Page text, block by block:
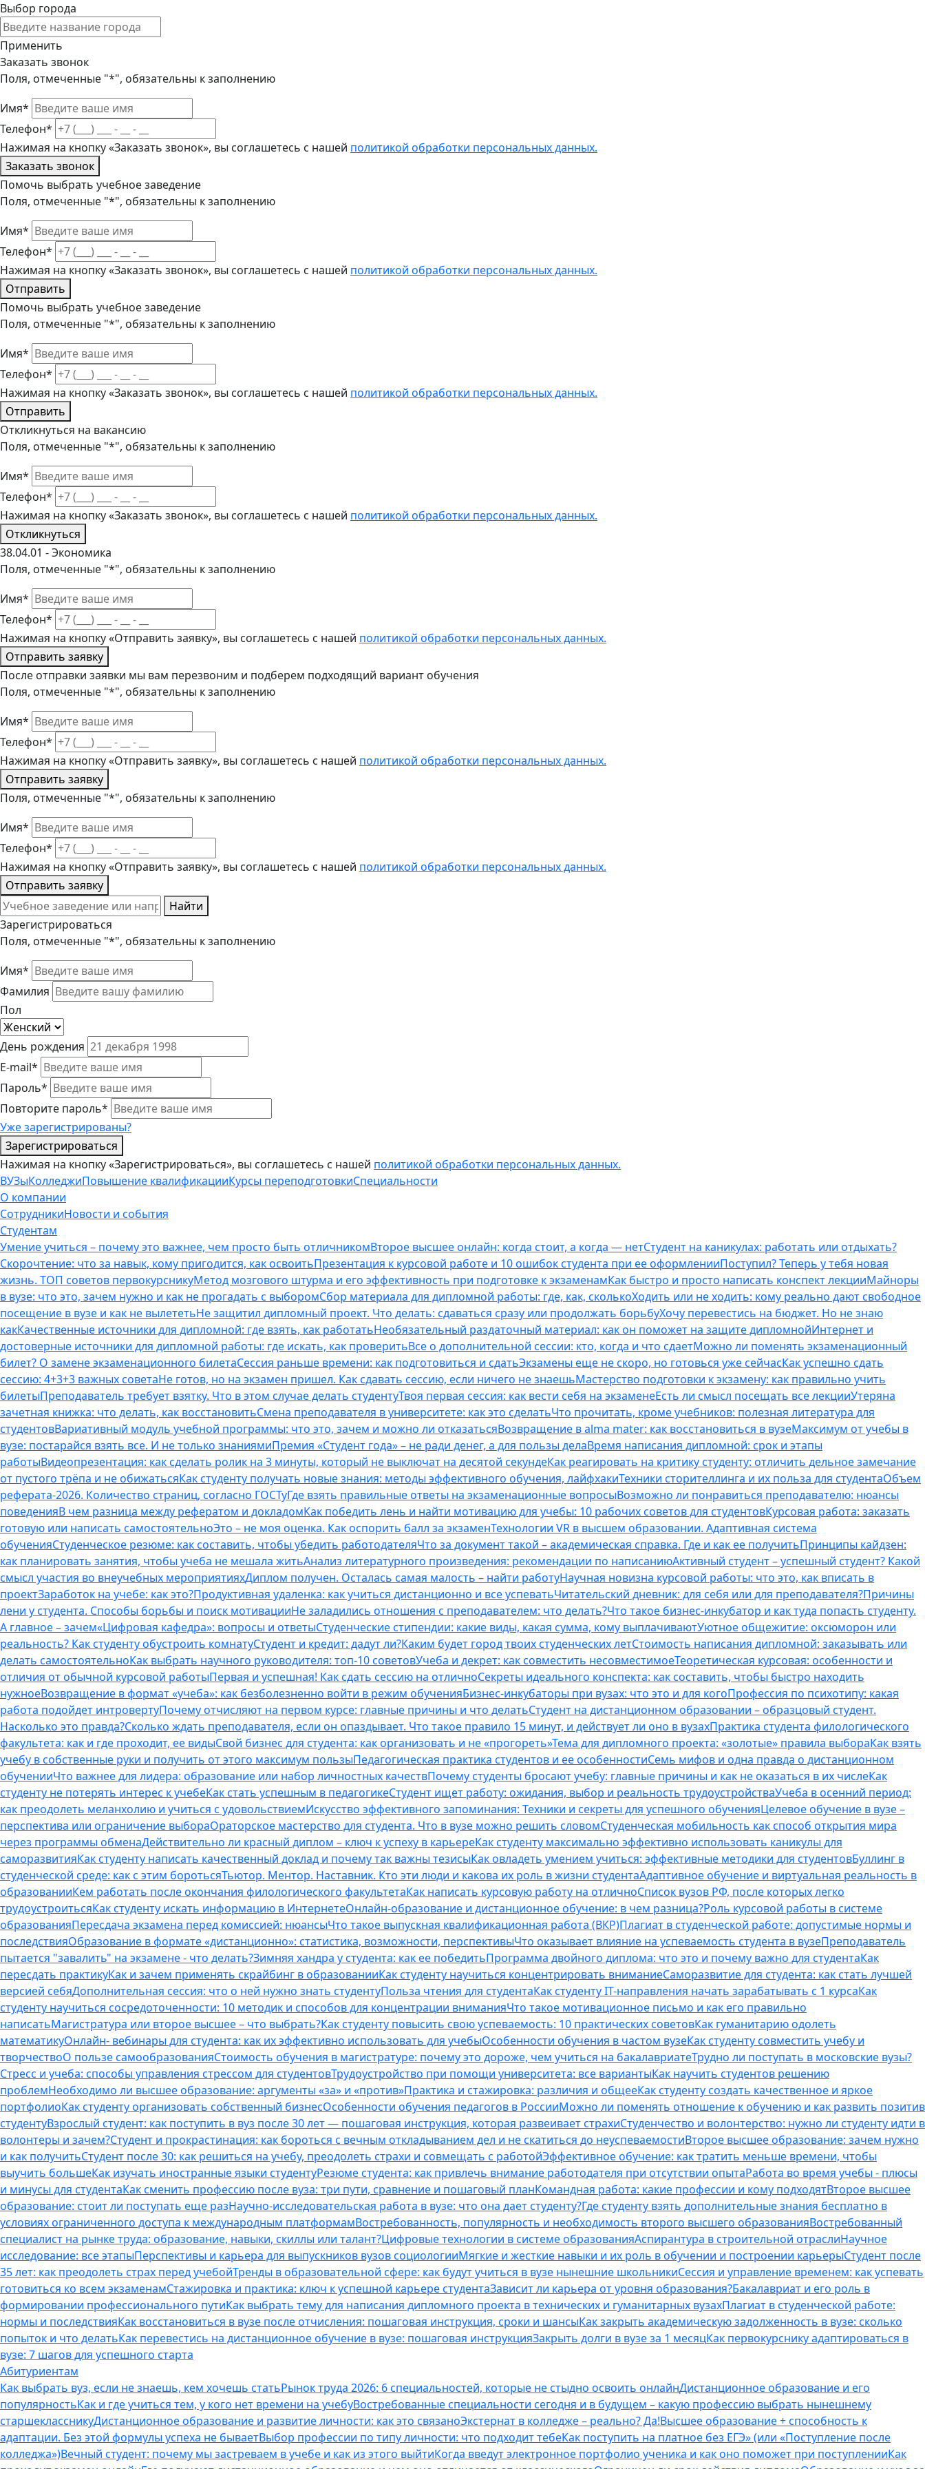
Выбор города
Применить
Заказать звонок
Поля, отмеченные "*", обязательны к заполнению
Имя*
Телефон*
Нажимая на кнопку «Заказать звонок», вы соглашетесь с нашей политикой обработки персональных данных.
Заказать звонок
Помочь выбрать учебное заведение
Поля, отмеченные "*", обязательны к заполнению
Имя*
Телефон*
Нажимая на кнопку «Заказать звонок», вы соглашетесь с нашей политикой обработки персональных данных.
Отправить
Помочь выбрать учебное заведение
Поля, отмеченные "*", обязательны к заполнению
Имя*
Телефон*
Нажимая на кнопку «Заказать звонок», вы соглашетесь с нашей политикой обработки персональных данных.
Отправить
Откликнуться на вакансию
Поля, отмеченные "*", обязательны к заполнению
Имя*
Телефон*
Нажимая на кнопку «Заказать звонок», вы соглашетесь с нашей политикой обработки персональных данных.
Откликнуться
38.04.01 - Экономика
Поля, отмеченные "*", обязательны к заполнению
Имя*
Телефон*
Нажимая на кнопку «Отправить заявку», вы соглашетесь с нашей политикой обработки персональных данных.
Отправить заявку
После отправки заявки мы вам перезвоним и подберем подходящий вариант обучения
Поля, отмеченные "*", обязательны к заполнению
Имя*
Телефон*
Нажимая на кнопку «Отправить заявку», вы соглашетесь с нашей политикой обработки персональных данных.
Отправить заявку
Поля, отмеченные "*", обязательны к заполнению
Имя*
Телефон*
Нажимая на кнопку «Отправить заявку», вы соглашетесь с нашей политикой обработки персональных данных.
Отправить заявку
Найти
Зарегистрироваться
Поля, отмеченные "*", обязательны к заполнению
Имя*
Фамилия
Пол
День рождения
E-mail*
Пароль*
Повторите пароль*
Уже зарегистрированы?
Зарегистрироваться
Нажимая на кнопку «Зарегистрироваться», вы соглашетесь с нашей политикой обработки персональных данных.
ВУЗыКолледжиПовышение квалификацииКурсы переподготовкиСпециальности
О компании
СотрудникиНовости и события
Студентам
Умение учиться – почему это важнее, чем просто быть отличникомВторое высшее онлайн: когда стоит, а когда — нетСтудент на каникулах: работать или отдыхать?
Скорочтение: что за навык, кому пригодится, как освоитьПрезентация к курсовой работе и 10 ошибок студента при ее оформленииПоступил? Теперь у тебя новая
жизнь. ТОП советов первокурсникуМетод мозгового штурма и его эффективность при подготовке к экзаменамКак быстро и просто написать конспект лекцииМайноры
в вузе: что это, зачем нужно и как не прогадать с выборомСбор материала для дипломной работы: где, как, сколькоХодить или не ходить: кому реально дают свободное
посещение в вузе и как не вылететьНе защитил дипломный проект. Что делать: сдаваться сразу или продолжать борьбуХочу перевестись на бюджет. Но не знаю
какКачественные источники для дипломной: где взять, как работатьНеобязательный раздаточный материал: как он поможет на защите дипломнойИнтернет и
достоверные источники для дипломной работы: где искать, как проверитьВсе о дополнительной сессии: кто, когда и что сдаетМожно ли поменять экзаменационный
билет? О замене экзаменационного билетаСессия раньше времени: как подготовиться и сдатьЭкзамены еще не скоро, но готовься уже сейчасКак успешно сдать
сессию: 4+3+3 важных советаНе готов, но на экзамен пришел. Как сдавать сессию, если ничего не знаешьМастерство подготовки к экзамену: как правильно учить
билетыПреподаватель требует взятку. Что в этом случае делать студентуТвоя первая сессия: как вести себя на экзаменеЕсть ли смысл посещать все лекцииУтеряна
зачетная книжка: что делать, как восстановитьСмена преподавателя в университете: как это сделатьЧто прочитать, кроме учебников: полезная литература для
студентовВариативный модуль учебной программы: что это, зачем и можно ли отказатьсяВозвращение в alma mater: как восстановиться в вузеМаксимум от учебы в
вузе: постарайся взять все. И не только знаниямиПремия «Студент года» – не ради денег, а для пользы делаВремя написания дипломной: срок и этапы
работыВидеопрезентация: как сделать ролик на 3 минуты, который не выключат на десятой секундеКак реагировать на критику студенту: отличить дельное замечание
от пустого трёпа и не обижатьсяКак студенту получать новые знания: методы эффективного обучения, лайфхакиТехники сторителлинга и их польза для студентаОбъем
реферата-2026. Количество страниц, согласно ГОСТуГде взять правильные ответы на экзаменационные вопросыВозможно ли понравиться преподавателю: нюансы
поведенияВ чем разница между рефератом и докладомКак победить лень и найти мотивацию для учебы: 10 рабочих советов для студентовКурсовая работа: заказать
готовую или написать самостоятельноЭто – не моя оценка. Как оспорить балл за экзаменТехнологии VR в высшем образовании. Адаптивная система
обученияСтуденческое резюме: как составить, чтобы убедить работодателяЧто за документ такой – академическая справка. Где и как ее получитьПринципы кайдзен:
как планировать занятия, чтобы учеба не мешала житьАнализ литературного произведения: рекомендации по написаниюАктивный студент – успешный студент? Какой
смысл участия во внеучебных мероприятияхДиплом получен. Осталась самая малость – найти работуНаучная новизна курсовой работы: что это, как вписать в
проектЗаработок на учебе: как это?Продуктивная удаленка: как учиться дистанционно и все успеватьЧитательский дневник: для себя или для преподавателя?Причины
лени у студента. Способы борьбы и поиск мотивацииНе заладились отношения с преподавателем: что делать?Что такое бизнес-инкубатор и как туда попасть студенту.
А главное – зачем«Цифровая кафедра»: вопросы и ответыСтуденческие стипендии: какие виды, какая сумма, кому выплачиваютУютное общежитие: оксюморон или
реальность? Как студенту обустроить комнатуСтудент и кредит: дадут ли?Каким будет город твоих студенческих летСтоимость написания дипломной: заказывать или
делать самостоятельноКак выбрать научного руководителя: топ-10 советовУчеба и декрет: как совместить несовместимоеТеоретическая курсовая: особенности и
отличия от обычной курсовой работыПервая и успешная! Как сдать сессию на отличноСекреты идеального конспекта: как составить, чтобы быстро находить
нужноеВозвращение в формат «учеба»: как безболезненно войти в режим обученияБизнес-инкубаторы при вузах: что это и для когоПрофессия по психотипу: какая
работа подойдет интровертуПочему отчисляют на первом курсе: главные причины и что делатьСтудент на дистанционном образовании – образцовый студент.
Насколько это правда?Сколько ждать преподавателя, если он опаздывает. Что такое правило 15 минут, и действует ли оно в вузахПрактика студента филологического
факультета: как и где проходит, ее видыСвой бизнес для студента: как организовать и не «прогореть»Тема для дипломного проекта: «золотые» правила выбораКак взять
учебу в собственные руки и получить от этого максимум пользыПедагогическая практика студентов и ее особенностиСемь мифов и одна правда о дистанционном
обученииЧто важнее для лидера: образование или набор личностных качествПочему студенты бросают учебу: главные причины и как не оказаться в их числеКак
студенту не потерять интерес к учебеКак стать успешным в педагогикеСтудент ищет работу: ожидания, выбор и реальность трудоустройстваУчеба в осенний период:
как преодолеть меланхолию и учиться с удовольствиемИскусство эффективного запоминания: Техники и секреты для успешного обученияЦелевое обучение в вузе –
перспектива или ограничение выбораОраторское мастерство для студента. Что в вузе можно решить словомСтуденческая мобильность как способ открытия мира
через программы обменаДействительно ли красный диплом – ключ к успеху в карьереКак студенту максимально эффективно использовать каникулы для
саморазвитияКак студенту написать качественный доклад и почему так важны тезисыКак овладеть умением учиться: эффективные методики для студентовБуллинг в
студенческой среде: как с этим боротьсяТьютор. Ментор. Наставник. Кто эти люди и какова их роль в жизни студентаАдаптивное обучение и виртуальная реальность в
образованииКем работать после окончания филологического факультетаКак написать курсовую работу на отличноСписок вузов РФ, после которых легко
трудоустроитьсяКак студенту искать информацию в ИнтернетеОнлайн-образование и дистанционное обучение: в чем разница?Роль курсовой работы в системе
образованияПересдача экзамена перед комиссией: нюансыЧто такое выпускная квалификационная работа (ВКР)Плагиат в студенческой работе: допустимые нормы и
последствияОбразование в формате «дистанционно»: статистика, возможности, перспективыЧто оказывает влияние на успеваемость студента в вузеПреподаватель
пытается "завалить" на экзамене - что делать?Зимняя хандра у студента: как ее победитьПрограмма двойного диплома: что это и почему важно для студентаКак
пересдать практикуКак и зачем применять скрайбинг в образованииКак студенту научиться концентрировать вниманиеСаморазвитие для студента: как стать лучшей
версией себяДополнительная сессия: что о ней нужно знать студентуПольза чтения для студентаКак студенту IT-направления начать зарабатывать с 1 курсаКак
студенту научиться сосредоточенности: 10 методик и способов для концентрации вниманияЧто такое мотивационное письмо и как его правильно
написатьМагистратура или второе высшее – что выбрать?Как студенту повысить свою успеваемость: 10 практических советовКак гуманитарию одолеть
математикуОнлайн- вебинары для студента: как их эффективно использовать для учебыОсобенности обучения в частом вузеКак студенту совместить учебу и
творчествоО пользе самообразованияСтоимость обучения в магистратуре: почему это дороже, чем учиться на бакалавриатеТрудно ли поступать в московские вузы?
Стресс и учеба: способы управления стрессом для студентовТрудоустройство при помощи университета: все вариантыКак научить студентов решению
проблемНеобходимо ли высшее образование: аргументы «за» и «против»Практика и стажировка: различия и общееКак студенту создать качественное и яркое
портфолиоКак студенту организовать собственный бизнесОсобенности обучения педагогов в РоссииМожно ли поменять отношение к обучению и как развить позитив
студентуВзрослый студент: как поступить в вуз после 30 лет — пошаговая инструкция, которая развеивает страхиСтуденчество и волонтерство: нужно ли cтуденту идти в
волонтеры и зачем?Студент и прокрастинация: как бороться с вечным откладыванием дел и не скатиться до неуспеваемостиВторое высшее образование: зачем нужно
и как получитьСтудент после 30: как решиться на учебу, преодолеть страхи и совмещать с работойЭффективное обучение: как тратить меньше времени, чтобы
выучить большеКак изучать иностранные языки студентуРезюме студента: как привлечь внимание работодателя при отсутствии опытаРабота во время учебы - плюсы
и минусы для студентаКак сменить профессию после вуза: три пути, сравнение и пошаговый планКомандная работа: какие профессии и кому подходятВторое высшее
образование: стоит ли поступать еще разНаучно-исследовательская работа в вузе: что она дает студенту?Где студенту взять дополнительные знания бесплатно в
условиях ограниченного доступа к международным платформамВостребованность, популярность и необходимость второго высшего образованияВостребованный
специалист на рынке труда: образование, навыки, скиллы или талант?Цифровые технологии в системе образованияАспирантура в строительной отраслиНаучное
исследование: все этапыПерспективы и карьера для выпускников вузов социологииМягкие и жесткие навыки и их роль в обучении и построении карьерыСтудент после
35 лет: как преодолеть страх перед учебойТренды в образовательной сфере: как будут учиться в вузе нынешние школьникиСессия и управление временем: как успевать
готовиться ко всем экзаменамСтажировка и практика: ключ к успешной карьере студентаЗависит ли карьера от уровня образования?Бакалавриат и его роль в
формировании профессионального путиКак выбрать тему для написания дипломного проекта в технических и гуманитарных вузахПлагиат в студенческой работе:
нормы и последствияКак восстановиться в вузе после отчисления: пошаговая инструкция, сроки и шансыКак закрыть академическую задолженность в вузе: сколько
попыток и что делатьКак перевестись на дистанционное обучение в вузе: пошаговая инструкцияЗакрыть долги в вузе за 1 месяцКак первокурснику адаптироваться в
вузе: 7 шагов для успешного старта
Абитуриентам
Как выбрать вуз, если не знаешь, кем хочешь статьРынок труда 2026: 6 специальностей, которые не стыдно освоить онлайнДистанционное образование и его
популярностьКак и где учиться тем, у кого нет времени на учебуВостребованные специальности сегодня и в будущем – какую профессию выбрать нынешнему
старшеклассникуДистанционное образование и развитие личности: как это связаноЭкстернат в колледже – реально? Да!Высшее образование + способность к
адаптации. Без этой формулы успеха не бываетВыбор профессии по типу личности: что подходит тебеКак поступить на платное без ЕГЭ» (или «Поступление после
колледжа»)Вечный студент: почему мы застреваем в учебе и как из этого выйтиКогда введут электронное портфолио ученика и как оно поможет при поступленииКак